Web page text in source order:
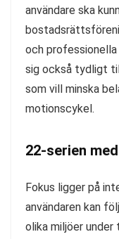
användare ska
och
sig också tydligt
som vill minska
motionscykel.
22-serien
Fokus ligger på
användaren kan
olika miljöer under